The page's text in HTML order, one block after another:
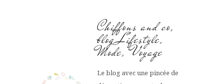
Chiffons and co,
blog Lifestyle,
Mode, Voyage
Le blog avec une pincée de